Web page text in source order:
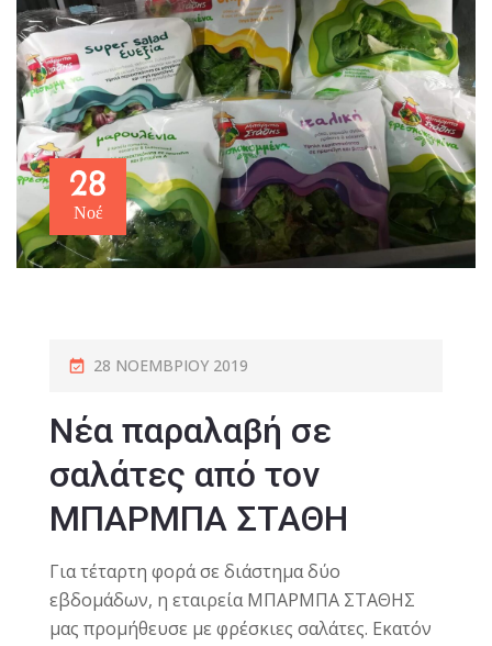
28
Νοέ
28 ΝΟΕΜΒΡΊΟΥ 2019
Νέα παραλαβή σε
σαλάτες από τον
ΜΠΑΡΜΠΑ ΣΤΑΘΗ
Για τέταρτη φορά σε διάστημα δύο
εβδομάδων, η εταιρεία ΜΠΑΡΜΠΑ ΣΤΑΘΗΣ
μας προμήθευσε με φρέσκιες σαλάτες. Εκατόν